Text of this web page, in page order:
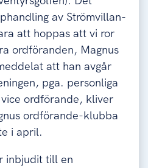
av Strömvillan-
att hoppas att vi ror
ordföranden, Magnus
att han avgår
pga. personliga
ordförande, kliver
ordförande-klubba
i april.
inbjudit till en